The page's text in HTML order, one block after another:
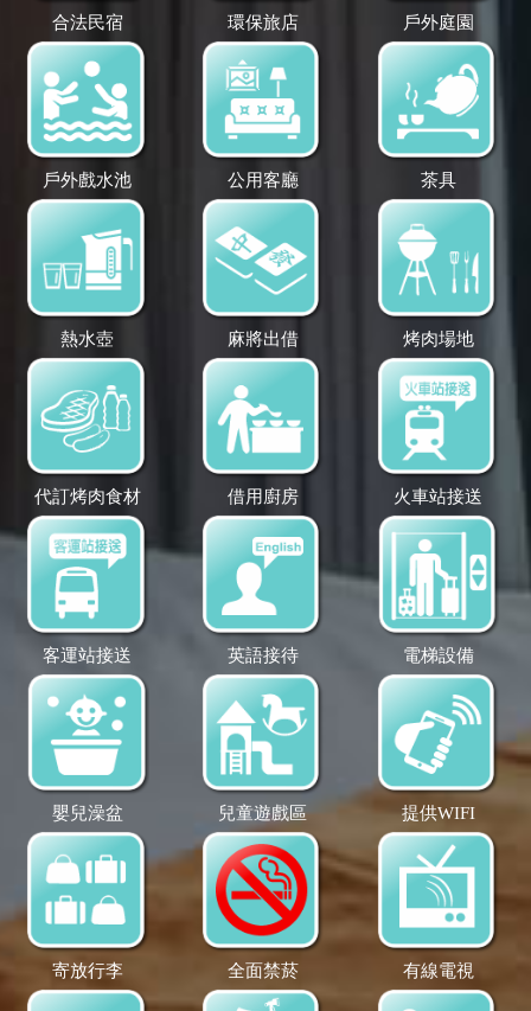
合法民宿 環保旅店 戶外庭園
戶外戲水池 公用客廳 茶具
熱水壺 麻將出借 烤肉場地
代訂烤肉食材 借用廚房 火車站接送
客運站接送 英語接待 電梯設備
嬰兒澡盆 兒童遊戲區 提供WIFI
寄放行李 全面禁菸 有線電視